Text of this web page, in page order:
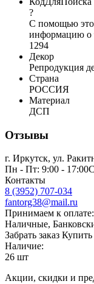
?
С помощью
информацию о
1294
Декор
Репродукция
Страна
РОССИЯ
Материал
ДСП
Отзывы
г. Иркутск, ул.
Пн - Пт: 9:00 -
Контакты
8 (3952) 707-034
fantorg38@mail.ru
Принимаем к оплате:
Наличные,
Забрать заказ Купить
Наличие:
26 шт
Акции, скидки и